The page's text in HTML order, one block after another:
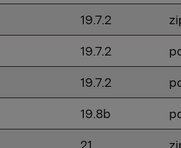
19.7.2
19.7.2
19.7.2
19.8b
21